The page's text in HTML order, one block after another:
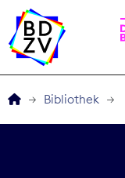
Bibliothek